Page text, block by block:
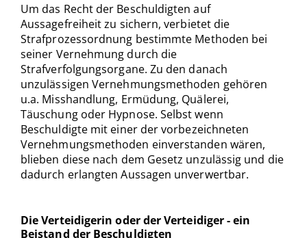
Um das Recht der Beschuldigten auf
Aussagefreiheit zu sichern, verbietet die
Strafprozessordnung bestimmte Methoden bei
seiner Vernehmung durch die
Strafverfolgungsorgane. Zu den danach
unzulässigen Vernehmungsmethoden gehören
u.a. Misshandlung, Ermüdung, Quälerei,
Täuschung oder Hypnose. Selbst wenn
Beschuldigte mit einer der vorbezeichneten
Vernehmungsmethoden einverstanden wären,
blieben diese nach dem Gesetz unzulässig und die
dadurch erlangten Aussagen unverwertbar.
Die Verteidigerin oder der Verteidiger - ein
Beistand der Beschuldigten